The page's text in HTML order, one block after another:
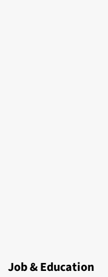
Job & Education